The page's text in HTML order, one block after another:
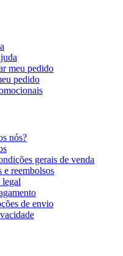
meu pedido
pedido
nós?
gerais de venda
e reembolsos
de envio